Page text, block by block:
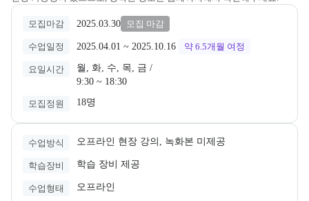
모집마감 2025.03.30 모집 마감
수업일정 2025.04.01 ~ 2025.10.16 약 6.5개월 여정
요일시간
월, 화, 수, 목, 금 /
9:30 ~ 18:30
모집정원 18명
수업방식 오프라인 현장 강의, 녹화본 미제공
학습장비 학습 장비 제공
수업형태 오프라인